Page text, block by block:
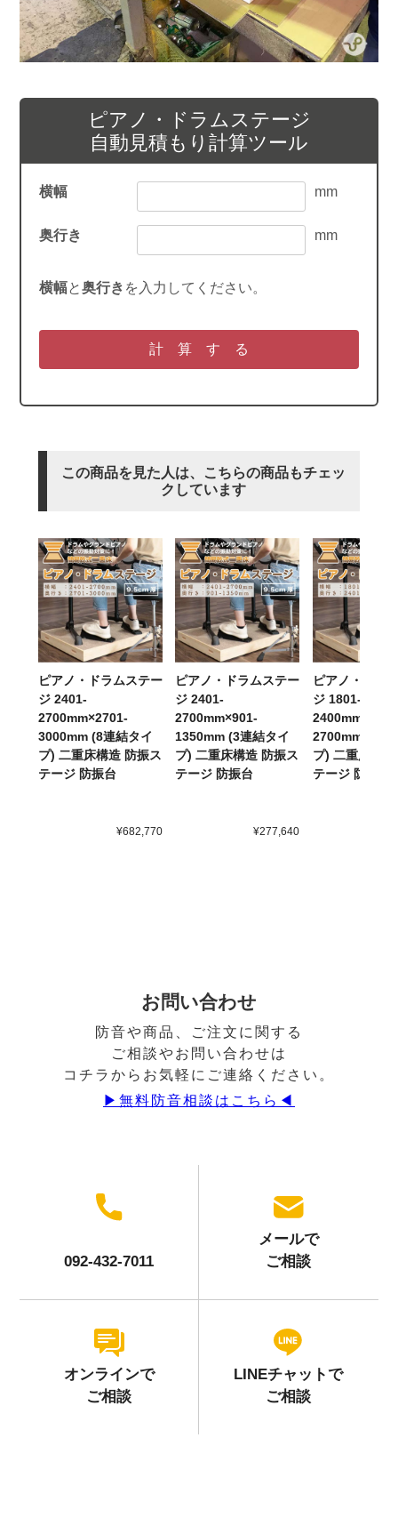
ピアノ・ドラムステージ
自動見積もり計算ツール
横幅 mm
奥行き mm
横幅と奥行き を入力してください。
この商品を見た人は、こちらの商品もチェッ
クしています
ピアノ・ドラムステー
ジ 2401-
2700mm×2701-
3000mm (8連結タイ
プ) 二重床構造 防振ス
テージ 防振台
¥682,770
ピアノ・ドラムステー
ジ 2401-
2700mm×901-
1350mm (3連結タイ
プ) 二重床構造 防振ス
テージ 防振台
¥277,640
ピアノ・ドラ
ジ 1801-
2700mm (6連
プ) 二重床構
テージ 防振台
お問い合わせ
防音や商品、ご注文に関する
ご相談やお問い合わせは
コチラからお気軽にご連絡ください。
▶︎無料防音相談はこちら◀︎
092-432-7011
メールで
ご相談
オンラインで
ご相談
LINEチャットで
ご相談